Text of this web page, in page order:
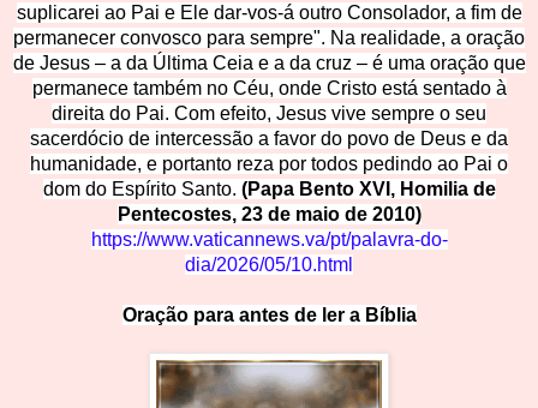
suplicarei ao Pai e Ele dar-vos-á outro Consolador, a fim de
permanecer convosco para sempre". Na realidade, a oração
de Jesus – a da Última Ceia e a da cruz – é uma oração que
permanece também no Céu, onde Cristo está sentado à
direita do Pai. Com efeito, Jesus vive sempre o seu
sacerdócio de intercessão a favor do povo de Deus e da
humanidade, e portanto reza por todos pedindo ao Pai o
dom do Espírito Santo. (Papa Bento XVI, Homilia de
Pentecostes, 23 de maio de 2010)
https://www.vaticannews.va/pt/palavra-do-
dia/2026/05/10.html
Oração para antes de era Bíblia